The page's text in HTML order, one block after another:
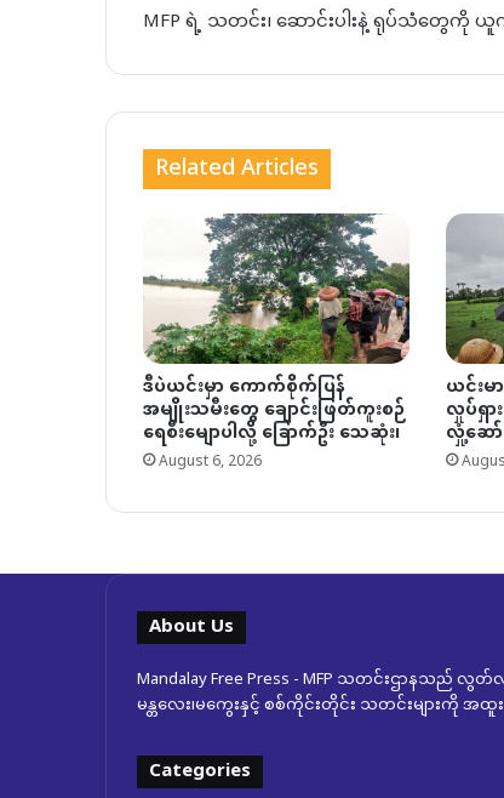
MFP ရဲ့ သတင်း၊ ဆောင်းပါးနဲ့ ရုပ်သံတွေ
Related Articles
ဒီပဲယင်းမှာ ကောက်စိုက်ပြန်
အမျိုးသမီးတွေ ချောင်းဖြတ်ကူးစဉ်
ရေစီးမျောပါလို့ ခြောက်ဦး သေဆုံး၊
August 6, 2026
ယင်း
လှုပ်ရှ
လှုံ့ဆော်
About Us
Mandalay Free Press - MFP သတင်းဌာနသည်
မန္တလေး၊မကွေးနှင့် စစ်ကိုင်းတိုင်း သတင်းများကို
Categories